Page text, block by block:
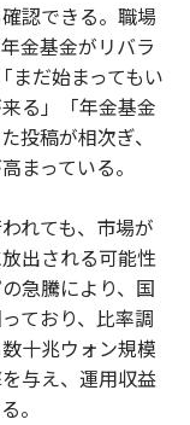
認できる。職場
金基金がリバラ
まだ始まってもい
る」「年金基金
投稿が相次ぎ、
まっている。
れても、市場が
出される可能性
急騰により、国
ており、比率調
十兆ウォン規模
与え、運用収益
。